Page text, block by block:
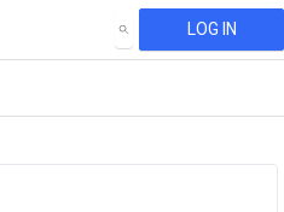
SEARCH LOG IN